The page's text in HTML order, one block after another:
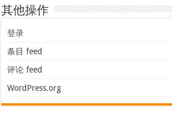
其他操作
登录
条目 feed
评论 feed
WordPress.org